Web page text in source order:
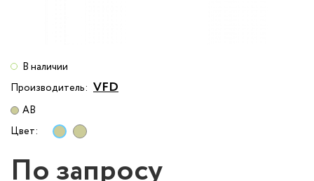
В наличии
Производитель: VFD
AB
Цвет:
По запросу